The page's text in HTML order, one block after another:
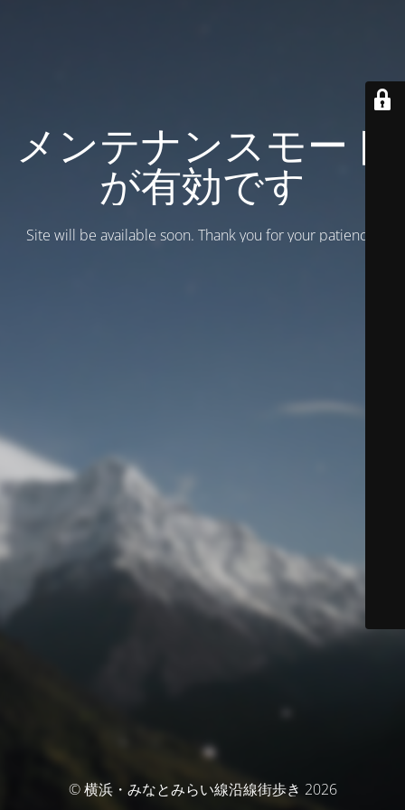
メンテナンスモード
が有効です
Site will be available soon. Thank you for your patience!
© 横浜・みなとみらい線沿線街歩き 2026